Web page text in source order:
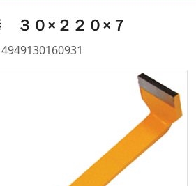
３０×２２０×７
4949130160931